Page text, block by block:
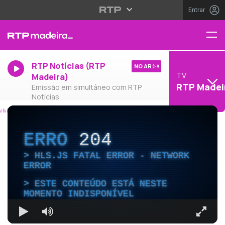
Entrar
RTP Notícias (RTP
Madeira)
Emissão em simultâneo com RTP
Notícias
NO AR
TV
RTP
ERRO204
HLS.JS FATAL ERROR - NETWORK
ERROR
ESTE CONTEÚDO ESTÁ NESTE
MOMENTO INDISPONÍVEL